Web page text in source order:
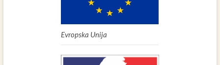
Evropska Unija